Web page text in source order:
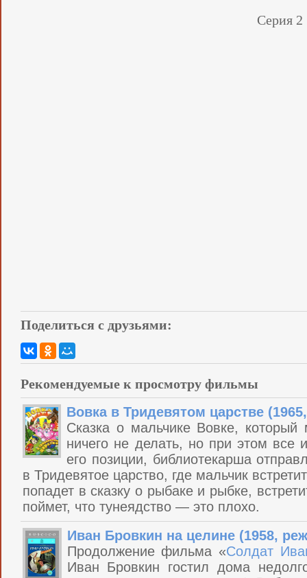
Серия 2
Поделиться с друзьями:
Рекомендуемые к просмотру фильмы
Вовка в Тридевятом царстве
Сказка о мальчике Вовке, который
ничего не делать, но при этом все
его позиции, библиотекарша
в Тридевятое царство, где мальчик
попадет в сказку о рыбаке и рыбке,
поймет, что тунеядство — это плохо.
Иван Бровкин на целине (1958,
Продолжение фильма «Солдат
Иван Бровкин гостил дома